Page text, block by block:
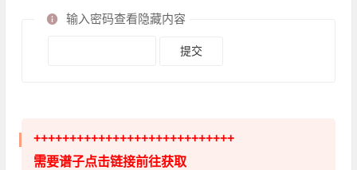
输入密码查看隐藏内容
++++++++++++++++++++++++++++
需要谱子点击链接前往获取